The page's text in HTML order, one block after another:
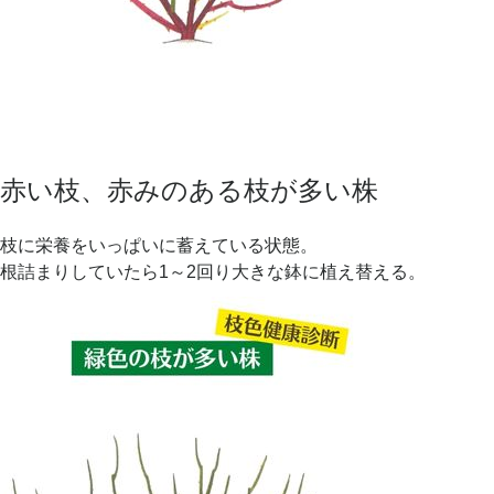
赤い枝、赤みのある枝が多い株
枝に栄養をいっぱいに蓄えている状態。
根詰まりしていたら1～2回り大きな鉢に植え替える。